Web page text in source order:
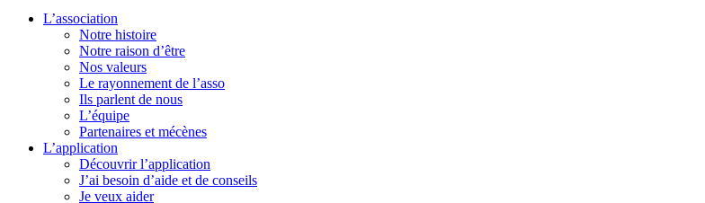
L’association
Notre histoire
Notre raison d’être
Nos valeurs
Le rayonnement de l’asso
Ils parlent de nous
L’équipe
Partenaires et mécènes
L’application
Découvrir l’application
J’ai besoin d’aide et de conseils
Je veux aider